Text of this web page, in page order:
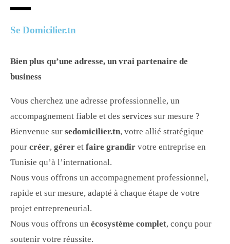
Se Domicilier.tn
Bien plus qu’une adresse, un vrai partenaire de
business
Vous cherchez une adresse professionnelle, un
accompagnement fiable et des services sur mesure ?
Bienvenue sur sedomicilier.tn, votre allié stratégique
pour créer, gérer et faire grandir votre entreprise en
Tunisie qu’à l’international.
Nous vous offrons un accompagnement professionnel,
rapide et sur mesure, adapté à chaque étape de votre
projet entrepreneurial.
Nous vous offrons un écosystème complet, conçu pour
soutenir votre réussite.